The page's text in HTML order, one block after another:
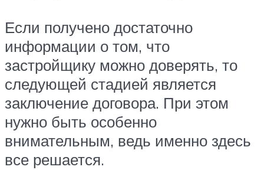
Если получено достаточно
информации о том, что
застройщику можно доверять, то
следующей стадией является
заключение договора. При этом
нужно быть особенно
внимательным, ведь именно здесь
все решается.